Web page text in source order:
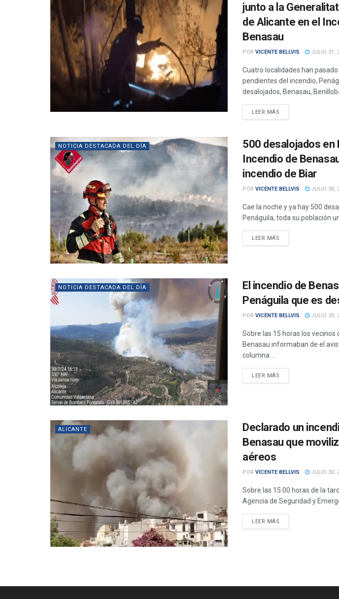
junto a la
de Alicante en el
Benasau
POR VICENTE BELLVIS JULIO 31,
Cuatro localidades han
pendientes del incendio,
desalojados, Benasau, Benilloba
LEER MÁS
NOTICIA DESTACADA DEL DÍA
500 desalojados en
Incendio de
incendio de Biar
POR VICENTE BELLVIS JULIO 30,
Cae la noche y ya hay 500
Penáguila, toda su población
LEER MÁS
NOTICIA DESTACADA DEL DÍA
El incendio de
Penáguila que es
POR VICENTE BELLVIS JULIO 30,
Sobre las 15 horas los
Benasau informaban de el
columna ...
LEER MÁS
ALICANTE
Declarado un
Benasau que
aéreos
POR VICENTE BELLVIS JULIO 30,
Sobre las 15:00 horas de la
Agencia de Seguridad y
LEER MÁS